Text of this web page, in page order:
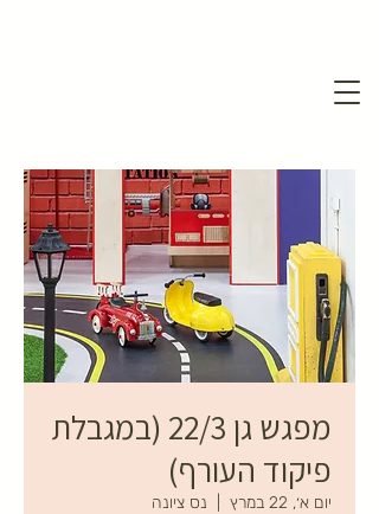
מפגש גן 22/3 (במגבלת
פיקוד העורף)
יום א׳, 22 במרץ נס ציונה